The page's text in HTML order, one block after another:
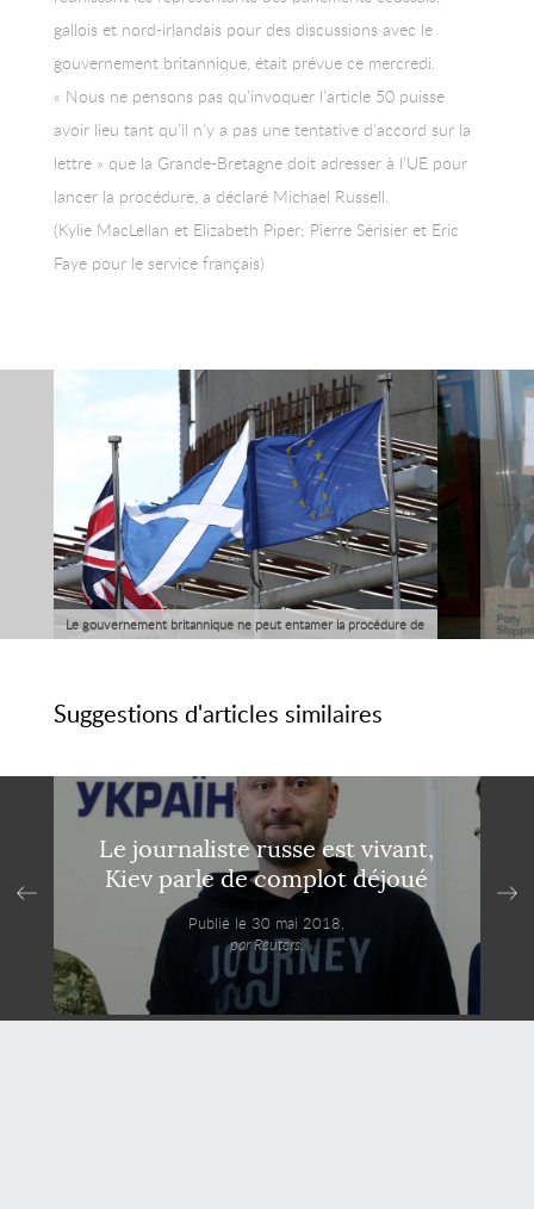
gallois et nord-irlandais pour des discussions avec le
gouvernement britannique, était prévue ce mercredi.
« Nous ne pensons pas qu’invoquer l’article 50 puisse
avoir lieu tant qu’il n’y a pas une tentative d’accord sur la
lettre » que la Grande-Bretagne doit adresser à l’UE pour
lancer la procédure, a déclaré Michael Russell.
(Kylie MacLellan et Elizabeth Piper; Pierre Sérisier et Eric
Faye pour le service français)
Le gouvernement britannique ne peut entamer la procédure de
mercredi le ministre écossais du Brexit.
Suggestions d'articles similaires
Le journaliste russe est vivant,
Kiev parle de complot déjoué
Publié le 30 mai 2018,
par Reuters.